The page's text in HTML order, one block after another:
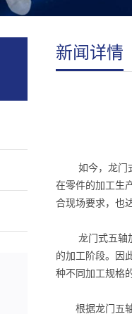
新闻详情
如今，龙门式
在零件的加工生
合现场要求，也
龙门式五轴加
的加工阶段。因
种不同加工规格
根据龙门五轴